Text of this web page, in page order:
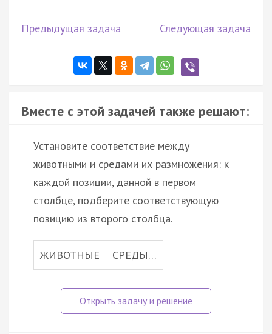
Предыдущая задача Следующая задача
Вместе с этой задачей также решают:
Установите соответствие между
животными и средами их размножения: к
каждой позиции, данной в первом
столбце, подберите соответствующую
позицию из второго столбца.
ЖИВОТНЫЕ СРЕДЫ…